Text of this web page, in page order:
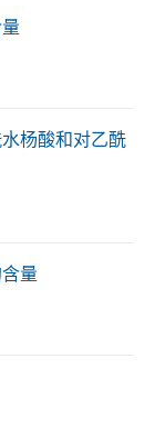
杨酸和对乙酰
量